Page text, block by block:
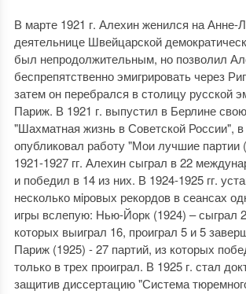
В марте 1921 г. Алехин женился на Анне-
деятельнице Швейцарской
был непродолжительным, но позволил
беспрепятственно эмигрировать через
затем он перебрался в столицу русской
Париж. В 1921 г. выпустил в Берлине
"Шахматная жизнь в Советской России", в
опубликовал работу "Мои лучшие партии
1921-1927 гг. Алехин сыграл в 22
и победил в 14 из них. В 1924-1925 гг.
несколько мiровых рекордов в сеансах
игры вслепую: Нью-Йорк (1924) – сыграл
которых выиграл 16, проиграл 5 и 5
Париж (1925) - 27 партий, из которых
только в трех проиграл. В 1925 г. стал
защитив диссертацию "Система